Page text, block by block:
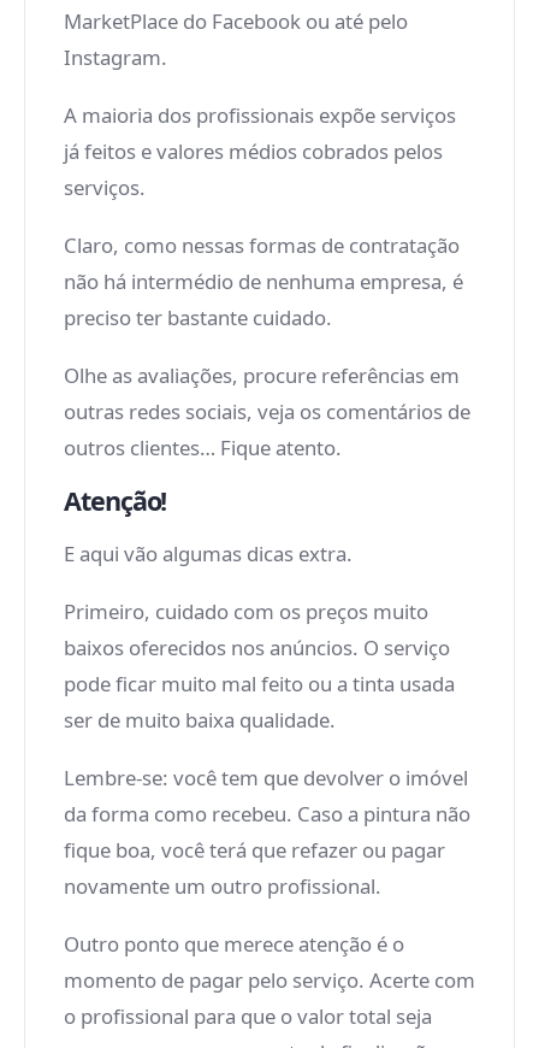
MarketPlace do Facebook ou até pelo
Instagram.
A maioria dos profissionais expõe serviços
já feitos e valores médios cobrados pelos
serviços.
Claro, como nessas formas de contratação
não há intermédio de nenhuma empresa, é
preciso ter bastante cuidado.
Olhe as avaliações, procure referências em
outras redes sociais, veja os comentários de
outros clientes… Fique atento.
Atenção!
E aqui vão algumas dicas extra.
Primeiro, cuidado com os preços muito
baixos oferecidos nos anúncios. O serviço
pode ficar muito mal feito ou a tinta usada
ser de muito baixa qualidade.
Lembre-se: você tem que devolver o imóvel
da forma como recebeu. Caso a pintura não
fique boa, você terá que refazer ou pagar
novamente um outro profissional.
Outro ponto que merece atenção é o
momento de pagar pelo serviço. Acerte com
o profissional para que o valor total seja